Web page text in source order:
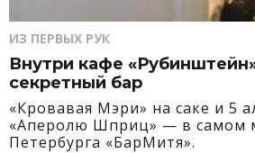
ИЗ ПЕРВЫХ РУК
Внутри кафе
секретный бар
«Кровавая Мэри» на саке и 5
«Аперолю Шприц» — в самом
Петербурга «БарМитя».